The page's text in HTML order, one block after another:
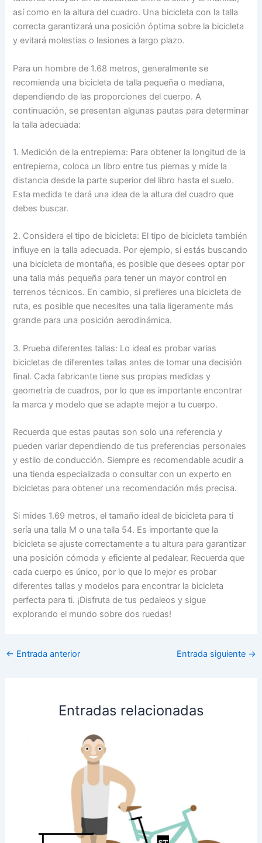
así como en la altura del cuadro. Una bicicleta con la talla
correcta garantizará una posición óptima sobre la bicicleta
y evitará molestias o lesiones a largo plazo.
Para un hombre de 1.68 metros, generalmente se
recomienda una bicicleta de talla pequeña o mediana,
dependiendo de las proporciones del cuerpo. A
continuación, se presentan algunas pautas para determinar
la talla adecuada:
1. Medición de la entrepierna: Para obtener la longitud de la
entrepierna, coloca un libro entre tus piernas y mide la
distancia desde la parte superior del libro hasta el suelo.
Esta medida te dará una idea de la altura del cuadro que
debes buscar.
2. Considera el tipo de bicicleta: El tipo de bicicleta también
influye en la talla adecuada. Por ejemplo, si estás buscando
una bicicleta de montaña, es posible que desees optar por
una talla más pequeña para tener un mayor control en
terrenos técnicos. En cambio, si prefieres una bicicleta de
ruta, es posible que necesites una talla ligeramente más
grande para una posición aerodinámica.
3. Prueba diferentes tallas: Lo ideal es probar varias
bicicletas de diferentes tallas antes de tomar una decisión
final. Cada fabricante tiene sus propias medidas y
geometría de cuadros, por lo que es importante encontrar
la marca y modelo que se adapte mejor a tu cuerpo.
Recuerda que estas pautas son solo una referencia y
pueden variar dependiendo de tus preferencias personales
y estilo de conducción. Siempre es recomendable acudir a
una tienda especializada o consultar con un experto en
bicicletas para obtener una recomendación más precisa.
Si mides 1.69 metros, el tamaño ideal de bicicleta para ti
sería una talla M o una talla 54. Es importante que la
bicicleta se ajuste correctamente a tu altura para garantizar
una posición cómoda y eficiente al pedalear. Recuerda que
cada cuerpo es único, por lo que lo mejor es probar
diferentes tallas y modelos para encontrar la bicicleta
perfecta para ti. ¡Disfruta de tus pedaleos y sigue
explorando el mundo sobre dos ruedas!
← Entrada anterior Entrada siguiente →
Entradas relacionadas